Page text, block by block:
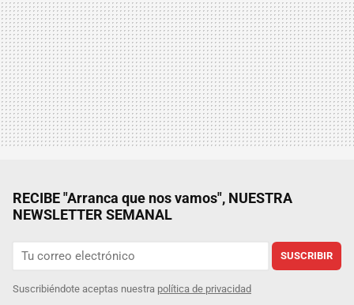
RECIBE "Arranca que nos vamos", NUESTRA
NEWSLETTER SEMANAL
SUSCRIBIR
Suscribiéndote aceptas nuestra política de privacidad